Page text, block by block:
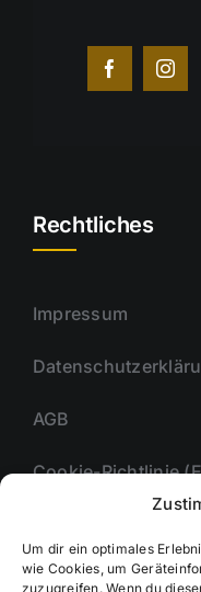
Um dir ein optimales
wie Cookies, um
zuzugreifen. Wenn du
Rechtliches
Impressum
AGB
Cookie-Richtlinie
Unternehmmen